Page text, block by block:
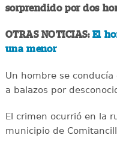
sorprendido por dos
OTRAS NOTICIAS: El
una menor
Un hombre se
a balazos por
El crimen ocurrió en la
municipio de